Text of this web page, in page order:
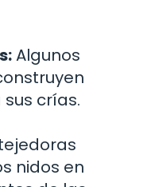
Algunos
crías.
nidos en